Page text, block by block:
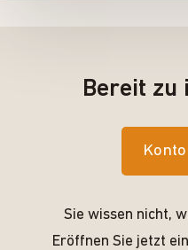
Bereit zu
Sie wissen nicht,
Eröffnen Sie jetzt